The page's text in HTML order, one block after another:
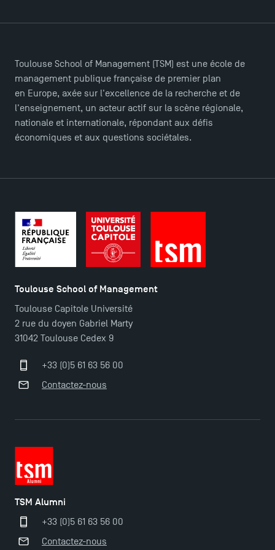
TSM Éducation
TSM-Research
TSM Doctoral Programme
Toulouse School of Management (TSM) est une école de
management publique française de premier plan
en Europe, axée sur l'excellence de la recherche et de
l'enseignement, un acteur actif sur la scène régionale,
nationale et internationale, répondant aux défis
économiques et aux questions sociétales.
Toulouse School of Management
Toulouse Capitole Université
2 rue du doyen Gabriel Marty
31042 Toulouse Cedex 9
+33 (0)5 61 63 56 00
Contactez-nous
TSM Alumni
+33 (0)5 61 63 56 00
Contactez-nous